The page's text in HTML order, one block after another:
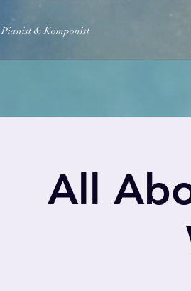
Pianist & Komponist
All